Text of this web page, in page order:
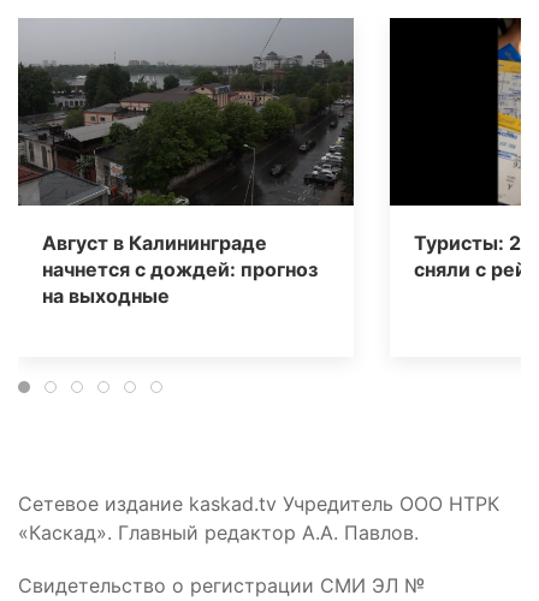
Август в Калининграде
начнется с дождей: прогноз
на выходные
Туристы: 20
сняли с
Сетевое издание kaskad.tv Учредитель ООО НТРК
«Каскад». Главный редактор А.А. Павлов.
Свидетельство о регистрации СМИ ЭЛ №